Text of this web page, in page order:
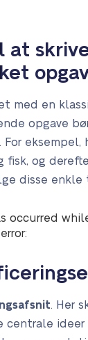
at
med en
opgave
For
fisk, og
disse enkle
occurred
. Her
centrale